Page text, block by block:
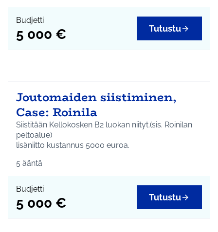
penkkejä ja kunnostetaan istutuksia.
Budjetti
5 000 € Tutustu
Joutomaiden siistiminen,
Case: Roinila
Siistitään Kellokosken B2 luokan niityt.(sis. Roinilan
peltoalue)
lisäniitto kustannus 5000 euroa.
5 ääntä
Budjetti
5 000 € Tutustu